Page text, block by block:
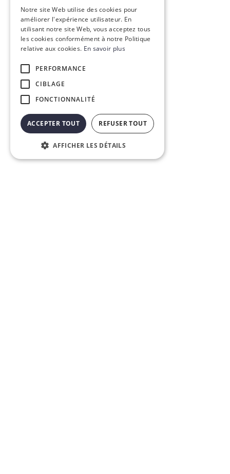
Notre site Web utilise des cookies pour
améliorer l'expérience utilisateur. En
utilisant notre site Web, vous acceptez tous
les cookies conformément à notre Politique
relative aux cookies. En savoir plus
PERFORMANCE
CIBLAGE
FONCTIONNALITÉ
ACCEPTER TOUT REFUSER TOUT
AFFICHER LES DÉTAILS